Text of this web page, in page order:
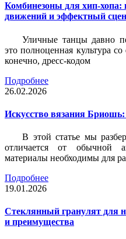
Комбинезоны для хип-хопа:
движений и эффектный
Уличные танцы давно
это полноценная культура
конечно, дресс-кодом
Подробнее
26.02.2026
Искусство вязания
В этой статье мы
отличается от обычной
материалы необходимы для
Подробнее
19.01.2026
Стеклянный гранулят для
и преимущества